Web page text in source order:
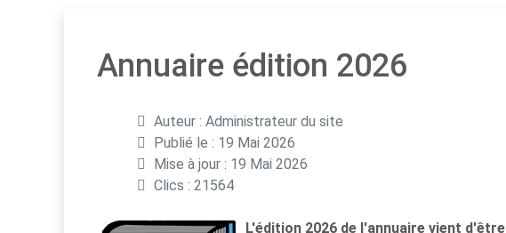
Annuaire édition 2026
Détails Auteur : Administrateur du site
Publié le : 19 Mai 2026
Mise à jour : 19 Mai 2026
Clics : 21564
L'édition 2026 de l'annuaire vient